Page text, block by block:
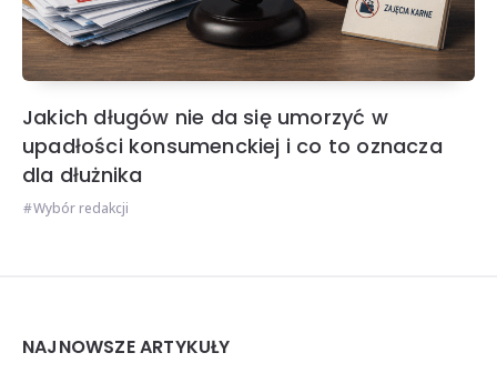
Jakich długów nie da się umorzyć w
upadłości konsumenckiej i co to oznacza
dla dłużnika
Wybór redakcji
Widgets
NAJNOWSZE ARTYKUŁY